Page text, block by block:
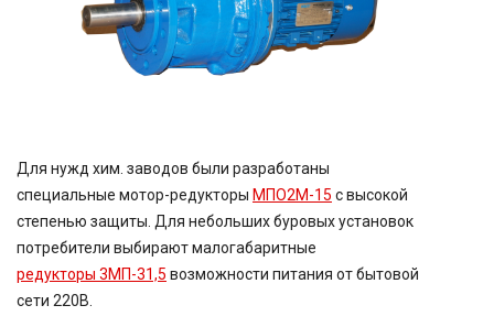
Для нужд хим. заводов были разработаны
специальные мотор-редукторы МПО2М-15 с высокой
степенью защиты. Для небольших буровых установок
потребители выбирают малогабаритные
редукторы 3МП-31,5 возможности питания от бытовой
сети 220В